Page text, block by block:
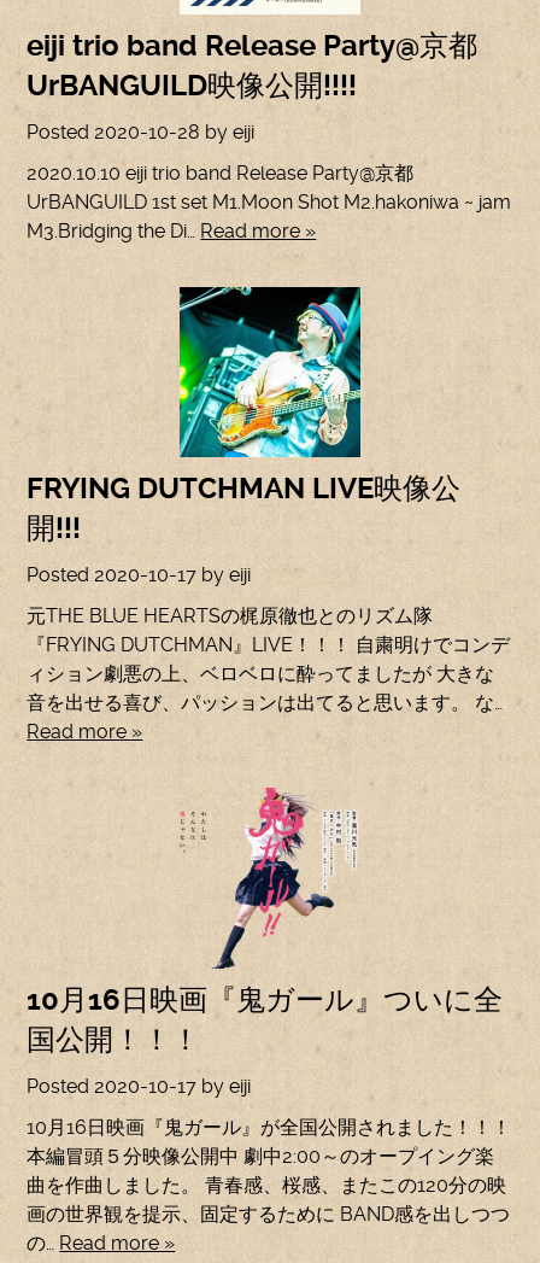
eiji trio band Release Party@京都
UrBANGUILD映像公開!!!!
Posted2020-10-28 byeiji
2020.10.10 eiji trio band Release Party@京都
UrBANGUILD 1st set M1.Moon Shot M2.hakoniwa ~ jam
M3.Bridging the Di… Read more »
FRYING DUTCHMAN LIVE映像公
開!!!
Posted 2020-10-17 byeiji
元THE BLUE HEARTSの梶原徹也とのリズム隊
『FRYING DUTCHMAN』LIVE！！！ 自粛明けでコンデ
ィション劇悪の上、ベロベロに酔ってましたが 大きな
音を出せる喜び、パッションは出てると思います。 な…
Read more »
10月16日映画『鬼ガール』ついに全
国公開！！！
Posted 2020-10-17 byeiji
10月16日映画『鬼ガール』が全国公開されました！！！
本編冒頭５分映像公開中 劇中2:00～のオープイング楽
曲を作曲しました。 青春感、桜感、またこの120分の映
画の世界観を提示、固定するために BAND感を出しつつ
の… Read more »